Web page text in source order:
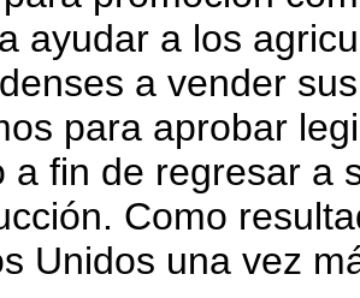
ayudar a los
a vender
para aprobar
a fin de regresar a
Como
Unidos una vez